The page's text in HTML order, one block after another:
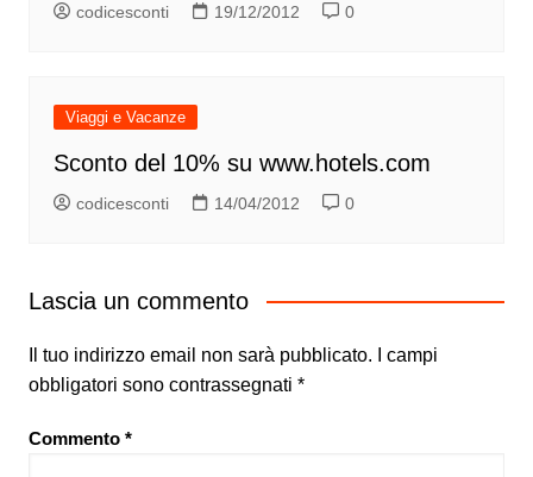
codicesconti 19/12/2012 0
Viaggi e Vacanze
Sconto del 10% su www.hotels.com
codicesconti 14/04/2012 0
Lascia un commento
Il tuo indirizzo email non sarà pubblicato.
I campi
obbligatori sono contrassegnati *
Commento *